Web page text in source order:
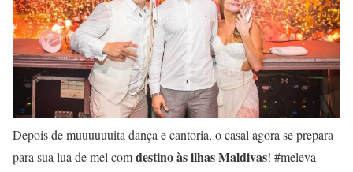
Depois de muuuuuuita dança e cantoria, o casal agora se prepara
para sua lua de mel comdestino às ilhas Maldivas! #meleva